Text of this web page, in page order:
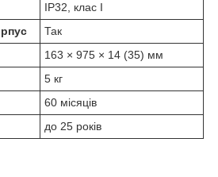
IP32, клас I
Так
163 × 975 × 14 (35) мм
5 кг
60 місяців
до 25 років